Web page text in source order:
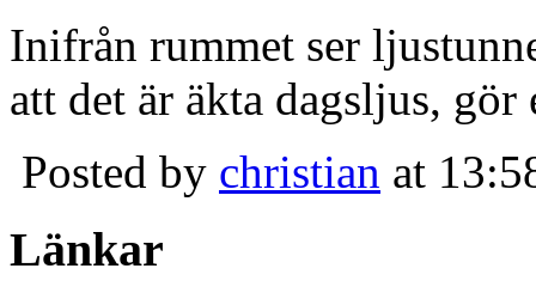
Inifrån rummet ser
att det är äkta dagsljus,
Posted by christian at
Länkar